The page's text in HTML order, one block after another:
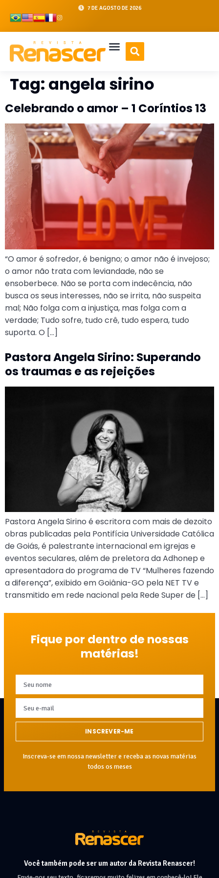
7 DE AGOSTO DE 2026
Tag: angela sirino
Celebrando o amor – 1 Coríntios 13
“O amor é sofredor, é benigno; o amor não é invejoso;
o amor não trata com leviandade, não se
ensoberbece. Não se porta com indecência, não
busca os seus interesses, não se irrita, não suspeita
mal; Não folga com a injustiça, mas folga com a
verdade; Tudo sofre, tudo crê, tudo espera, tudo
suporta. O […]
Pastora Angela Sirino: Superando
os traumas e as rejeições
Pastora Angela Sirino é escritora com mais de dezoito
obras publicadas pela Pontifícia Universidade Católica
de Goiás, é palestrante internacional em igrejas e
eventos seculares, além de preletora da Adhonep e
apresentadora do programa de TV “Mulheres fazendo
a diferença”, exibido em Goiânia-GO pela NET TV e
transmitido em rede nacional pela Rede Super de […]
Fique por dentro de nossas
matérias!
INSCREVER-ME
Inscreva-se em nossa newsletter e receba as novas matérias
todos os meses
Você também pode ser um autor da Revista Renascer!